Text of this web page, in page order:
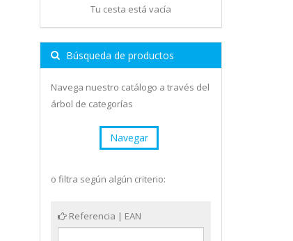
Tu cesta está vacía
Búsqueda de productos
Navega nuestro catálogo a través del
árbol de categorías
Navegar
o filtra según algún criterio:
Referencia | EAN